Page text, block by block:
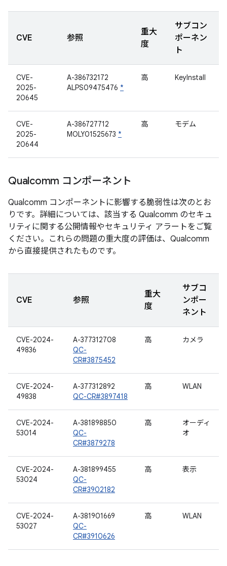
CVE 参照
重大
度
サブコン
ポーネン
ト
CVE-
2025-
20645
A-386732172
ALPS09475476 *
高 KeyInstall
CVE-
2025-
20644
A-386727712
MOLY01525673 *
高 モデム
Qualcomm コンポーネント
Qualcomm コンポーネントに影響する脆弱性は次のとお
りです。詳細については、該当する Qualcomm のセキュ
リティに関する公開情報やセキュリティ アラートをご覧
ください。これらの問題の重大度の評価は、Qualcomm
から直接提供されたものです。
CVE 参照
重大
度
サブコ
ンポー
ネント
CVE-2024-
49836
A-377312708
QC-
CR#3875452
高 カメラ
CVE-2024-
49838
A-377312892
QC-CR#3897418
高 WLAN
CVE-2024-
53014
A-381898850
QC-
CR#3879278
高
オーディ
オ
CVE-2024-
53024
A-381899455
QC-
CR#3902182
高 表示
CVE-2024-
53027
A-381901669
QC-
CR#3910626
高 WLAN